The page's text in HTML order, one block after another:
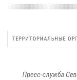
ТЕРРИТОРИАЛЬНЫЕ
Пресс-служба